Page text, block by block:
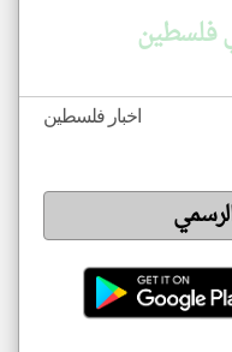
فلسطين
اخبار فلسطين